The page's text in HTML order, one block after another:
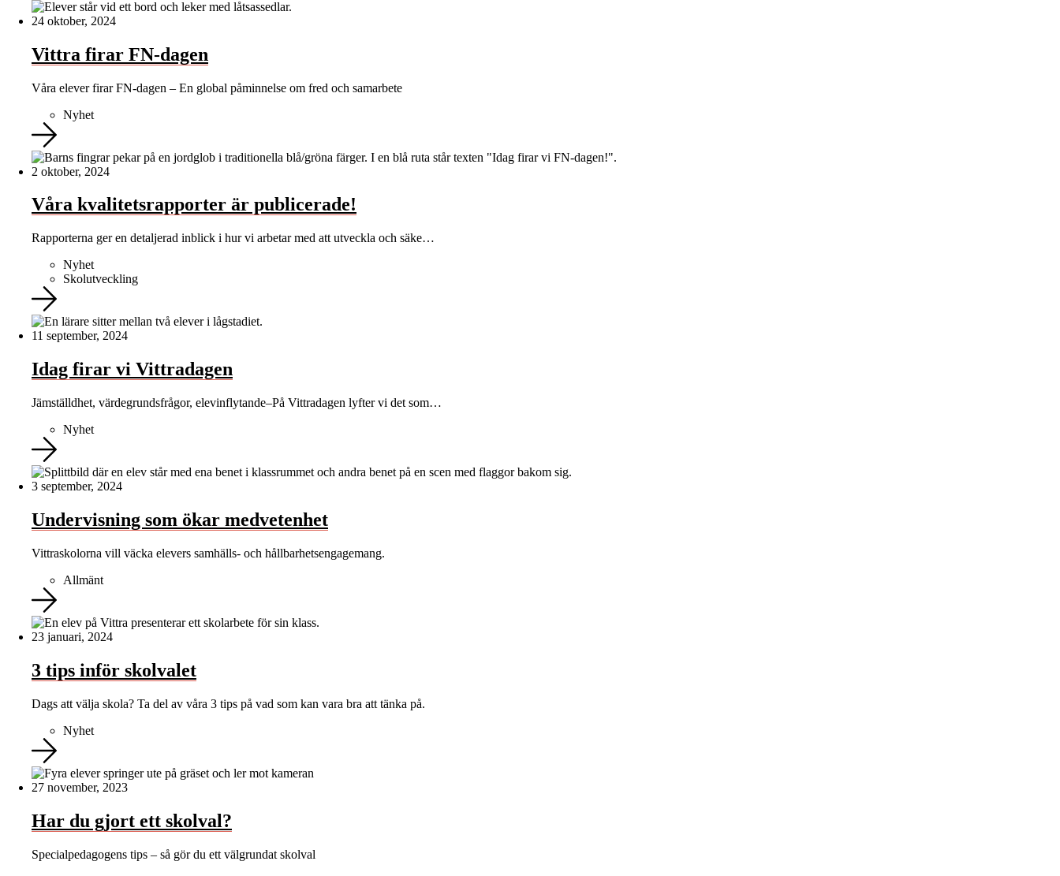
24 oktober, 2024
Vittra firar FN-dagen
Våra elever firar FN-dagen – En global påminnelse om fred och samarbete
Nyhet
2 oktober, 2024
Våra kvalitetsrapporter är publicerade!
Rapporterna ger en detaljerad inblick i hur vi arbetar med att utveckla och säke…
Nyhet
Skolutveckling
11 september, 2024
Idag firar vi Vittradagen
Jämställdhet, värdegrundsfrågor, elevinflytande–På Vittradagen lyfter vi det som…
Nyhet
3 september, 2024
Undervisning som ökar medvetenhet
Vittraskolorna vill väcka elevers samhälls- och hållbarhetsengagemang.
Allmänt
23 januari, 2024
3 tips inför skolvalet
Dags att välja skola? Ta del av våra 3 tips på vad som kan vara bra att tänka på.
Nyhet
27 november, 2023
Har du gjort ett skolval?
Specialpedagogens tips – så gör du ett välgrundat skolval